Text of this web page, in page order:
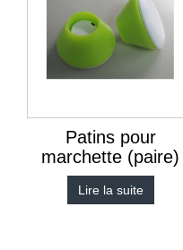
Patins pour
marchette (paire)
Lire la suite